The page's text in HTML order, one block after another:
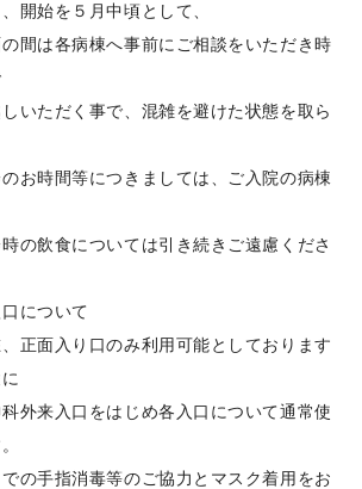
５月中頃として、
棟へ事前にご相談をいただき時
事で、混雑を避けた状態を取ら
につきましては、ご入院の病棟
ついては引き続きご遠慮くださ
ついて
り口のみ利用可能としております
をはじめ各入口について通常使
毒等のご協力とマスク着用をお